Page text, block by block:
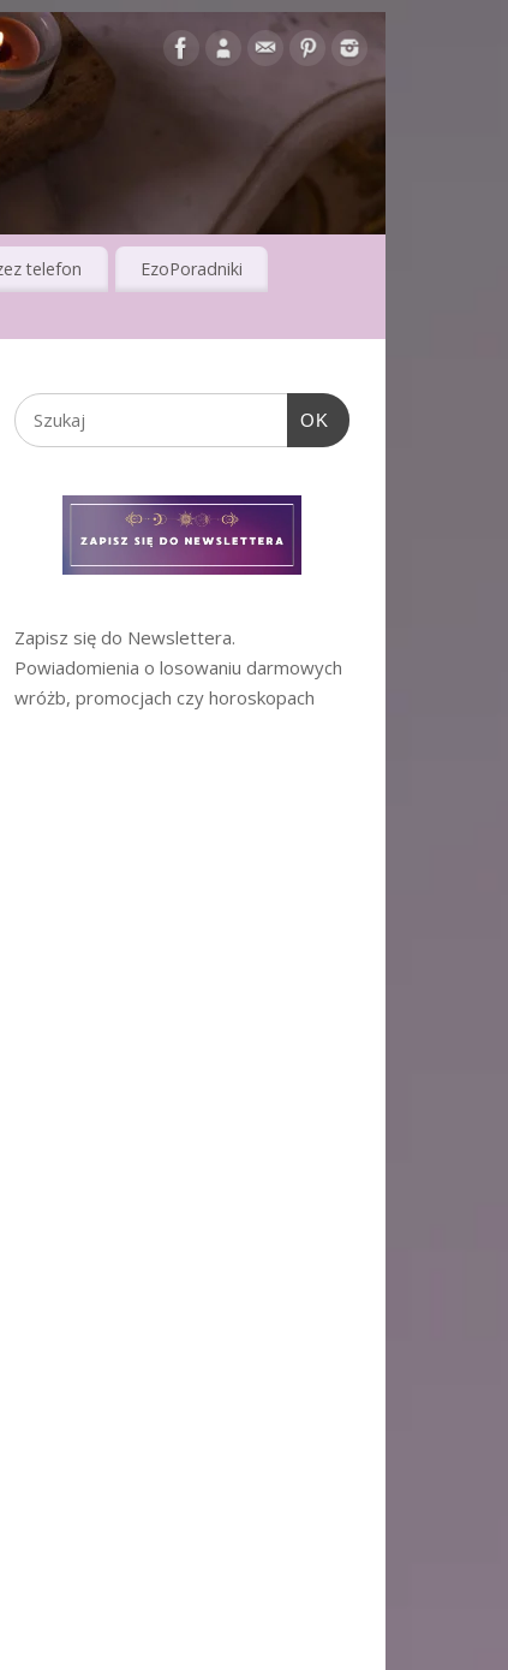
telefon EzoPoradniki
OK
Zapisz się do Newslettera.
Powiadomienia o losowaniu darmowych
wróżb, promocjach czy horoskopach